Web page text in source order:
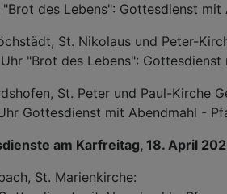
"Brot des Lebens": Gottesdienst
St. Nikolaus und Peter-
"Brot des Lebens":
St. Peter und Paul-Kirche
Gottesdienst mit Abendmahl -
am Karfreitag, 18. April
St. Marienkirche: